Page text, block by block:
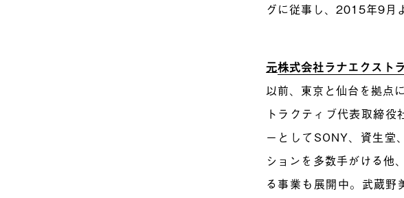
グに従事し、2015年9月
元株式会社ラナエクスト
以前、東京と仙台を拠点
トラクティブ代表取締
ーとしてSONY、資生堂
ションを多数手がける
る事業も展開中。武蔵